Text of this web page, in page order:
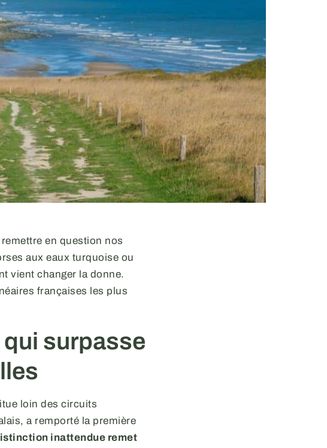
en question nos
aux eaux turquoise ou
vient changer la donne.
françaises les plus
surpasse
loin des circuits
a remporté la première
inattendue remet